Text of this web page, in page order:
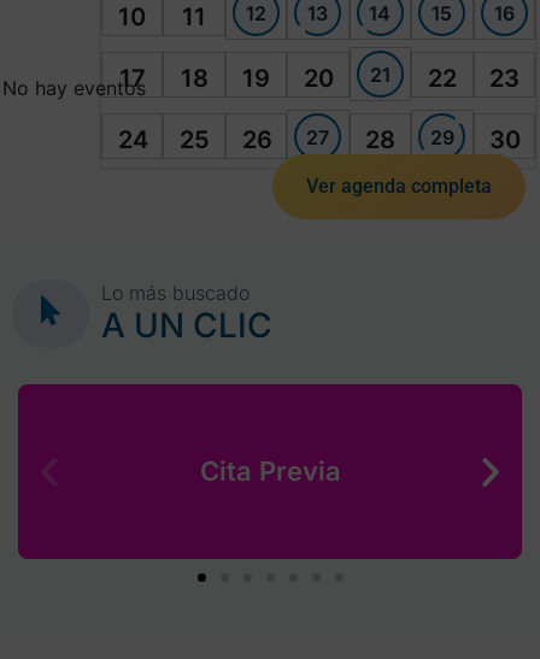
10 11 12 13 14 15 16
17 18 19 20 21 22 23
24 25 26 27 28 29 30
No hay eventos
Ver agenda completa
Lo más buscado
A UN CLIC
Cita Previa